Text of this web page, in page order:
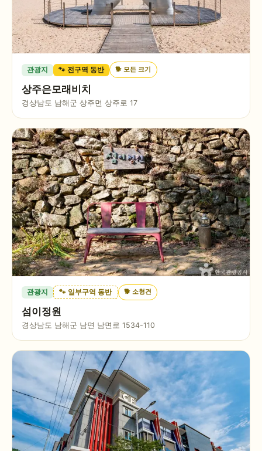
관광지 🐾 전구역 동반 🐕 모든 크기
상주은모래비치
경상남도 남해군 상주면 상주로 17
관광지 🐾 일부구역 동반 🐕 소형견
섬이정원
경상남도 남해군 남면 남면로 1534-110